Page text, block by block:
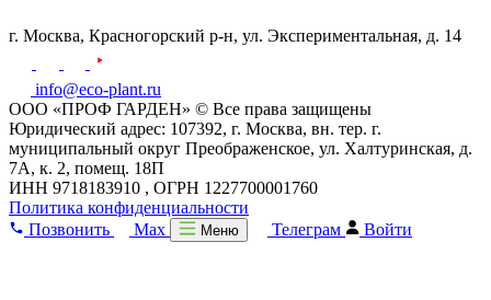
г. Москва, Красногорский р-н, ул. Экспериментальная, д. 14
info@eco-plant.ru
ООО «ПРОФ ГАРДЕН» © Все права защищены
Юридический адрес: 107392, г. Москва, вн. тер. г.
муниципальный округ Преображенское, ул. Халтуринская, д.
7А, к. 2, помещ. 18П
ИНН 9718183910 , ОГРН 1227700001760
Политика конфиденциальности
Позвонить
Max Меню Телеграм Войти